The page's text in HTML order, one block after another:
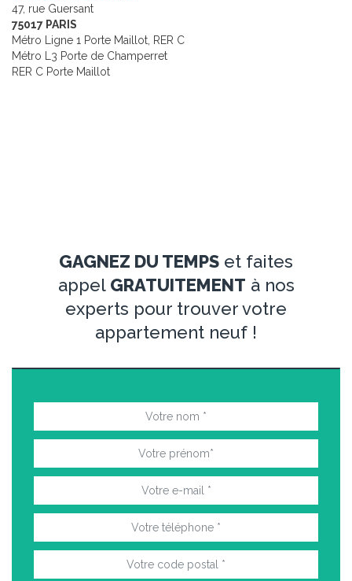
47, rue Guersant
75017 PARIS
Métro Ligne 1 Porte Maillot, RER C
Métro L3 Porte de Champerret
RER C Porte Maillot
GAGNEZ DU TEMPS et faites
appel GRATUITEMENT à nos
experts pour trouver votre
appartement neuf !